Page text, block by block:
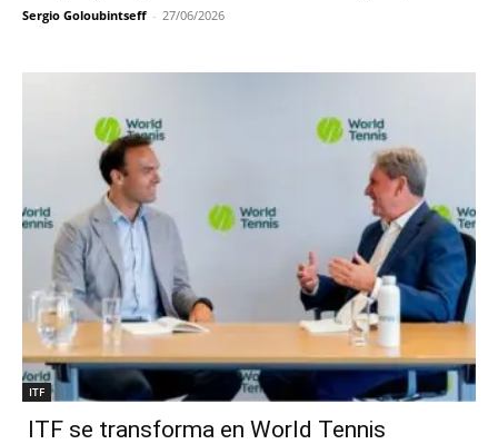
Sergio Goloubintseff - 27/06/2026
ITF
ITF se transforma en World Tennis